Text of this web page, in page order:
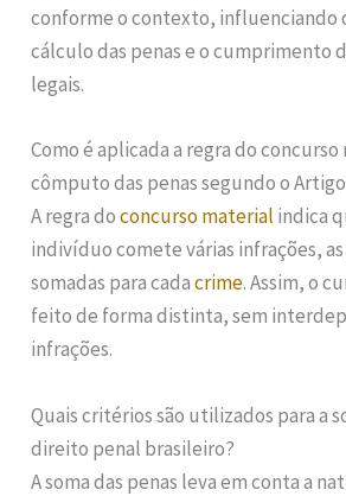
conforme o contexto, influenciando
cálculo das penas e o cumprimento
legais.
Como é aplicada a regra do
cômputo das penas segundo o Artigo
A regra doconcurso material indica
indivíduo comete várias infrações, as
somadas para cadacrime. Assim, o
feito de forma distinta, sem
infrações.
Quais critérios são utilizados para a
direito penal brasileiro?
A soma das penas leva em conta a